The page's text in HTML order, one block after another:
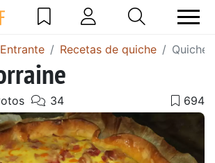
Entrante Recetas de quiche Quiche